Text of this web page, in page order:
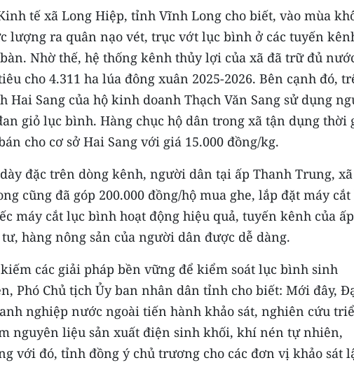
tế xã Long Hiệp, tỉnh Vĩnh Long cho biết, vào mùa
lượng ra quân nạo vét, trục vớt lục bình ở các tuyến
Nhờ thế, hệ thống kênh thủy lợi của xã đã trữ đủ
cho 4.311 ha lúa đông xuân 2025-2026. Bên cạnh đó,
Hai Sang của hộ kinh doanh Thạch Văn Sang sử dụng
giỏ lục bình. Hàng chục hộ dân trong xã tận dụng thời
cho cơ sở Hai Sang với giá 15.000 đồng/kg.
đặc trên dòng kênh, người dân tại ấp Thanh Trung, xã
cũng đã góp 200.000 đồng/hộ mua ghe, lắp đặt máy cắt
máy cắt lục bình hoạt động hiệu quả, tuyến kênh của ấp
hàng nông sản của người dân được dễ dàng.
các giải pháp bền vững để kiểm soát lục bình sinh
Phó Chủ tịch Ủy ban nhân dân tỉnh cho biết: Mới đây,
nghiệp nước ngoài tiến hành khảo sát, nghiên cứu
nguyên liệu sản xuất điện sinh khối, khí nén tự nhiên,
với đó, tỉnh đồng ý chủ trương cho các đơn vị khảo sát